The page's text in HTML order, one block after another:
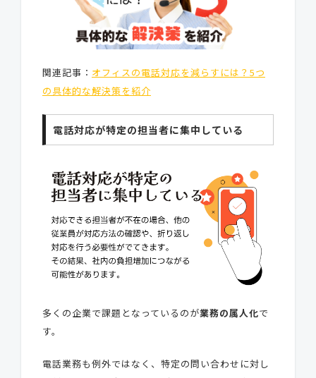
関連記事： オフィスの電話対応を減らすには？5つ
の具体的な解決策を紹介
電話対応が特定の担当者に集中している
多くの企業で課題となっているのが業務の属人化で
す。
電話業務も例外ではなく、特定の問い合わせに対し